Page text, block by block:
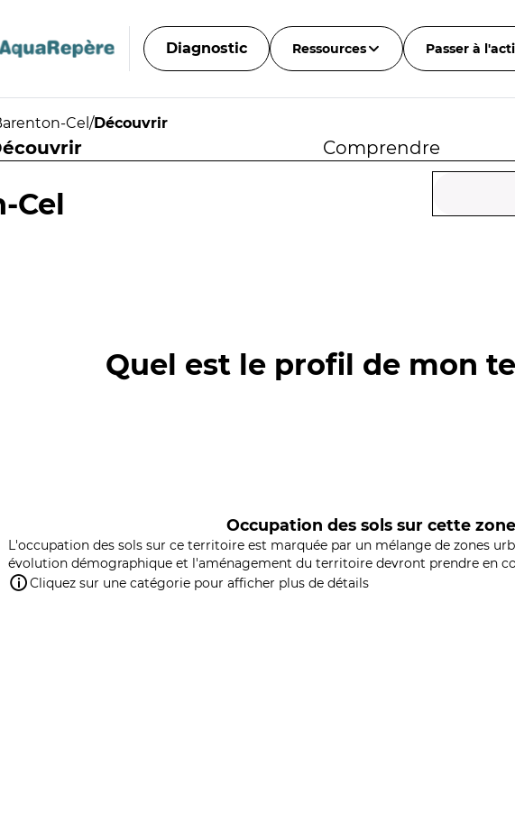
Diagnostic Ressources Passer à
Cel /Découvrir
Comprendre
Cel
Quel est le profil de mon
Occupation des sols sur cette
L'occupation des sols sur ce territoire est marquée par un mélange de zones
évolution démographique et l'aménagement du territoire devront prendre en
Cliquez sur une catégorie pour afficher plus de détails